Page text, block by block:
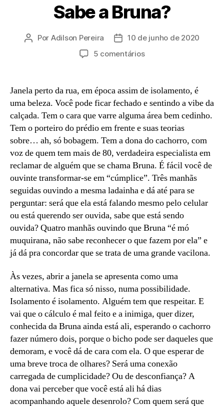
Sabe a Bruna?
Autor
Por Adilson Pereira
Data
de
10 de junho de 2020
5 comentáriosem
Bruna?
Janela perto da rua, em época assim de isolamento, é
uma beleza. Você pode ficar fechado e sentindo a vibe da
calçada. Tem o cara que varre alguma área bem cedinho.
Tem o porteiro do prédio em frente e suas teorias
sobre… ah, só bobagem. Tem a dona do cachorro, com
voz de quem tem mais de 80, verdadeira especialista em
reclamar de alguém que se chama Bruna. É fácil você de
ouvinte transformar-se em “cúmplice”. Três manhãs
seguidas ouvindo a mesma ladainha e dá até para se
perguntar: será que ela está falando mesmo pelo celular
ou está querendo ser ouvida, sabe que está sendo
ouvida? Quatro manhãs ouvindo que Bruna “é mó
muquirana, não sabe reconhecer o que fazem por ela” e
já dá pra concordar que se trata de uma grande vacilona.
Às vezes, abrir a janela se apresenta como uma
alternativa. Mas fica só nisso, numa possibilidade.
Isolamento é isolamento. Alguém tem que respeitar. E
vai que o cálculo é mal feito e a inimiga, quer dizer,
conhecida da Bruna ainda está ali, esperando o cachorro
fazer número dois, porque o bicho pode ser daqueles que
demoram, e você dá de cara com ela. O que esperar de
uma breve troca de olhares? Será uma conexão
carregada de cumplicidade? Ou de desconfiança? A
dona vai perceber que você está ali há dias
acompanhando aquele desenrolo? Com quem será que